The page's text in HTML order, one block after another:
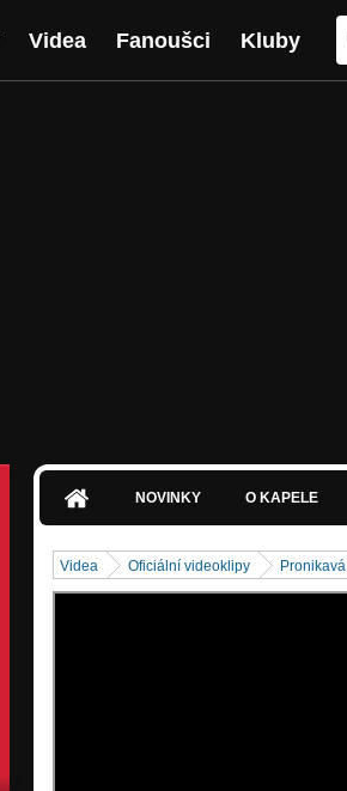
Videa Fanoušci Kluby
NOVINKY O KAPELE
Videa Oficiální videoklipy Pronikavá